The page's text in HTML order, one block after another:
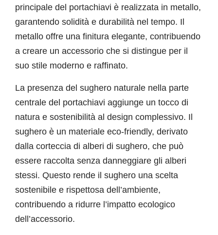
principale del portachiavi è realizzata in metallo,
garantendo solidità e durabilità nel tempo. Il
metallo offre una finitura elegante, contribuendo
a creare un accessorio che si distingue per il
suo stile moderno e raffinato.
La presenza del sughero naturale nella parte
centrale del portachiavi aggiunge un tocco di
natura e sostenibilità al design complessivo. Il
sughero è un materiale eco-friendly, derivato
dalla corteccia di alberi di sughero, che può
essere raccolta senza danneggiare gli alberi
stessi. Questo rende il sughero una scelta
sostenibile e rispettosa dell’ambiente,
contribuendo a ridurre l’impatto ecologico
dell’accessorio.